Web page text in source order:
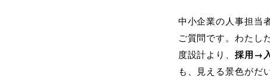
中小企業の人事担当
ご質問です。わたし
度設計より、採用→
も、見える景色がだ